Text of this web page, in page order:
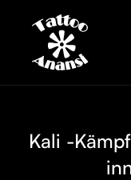
Kali -